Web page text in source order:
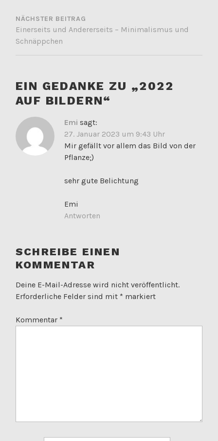
NÄCHSTER BEITRAG
Einerseits und Andererseits – Minimalismus und
Schnäppchen
EIN GEDANKE ZU „2022
AUF BILDERN“
Emi sagt:
27. Januar 2023 um 9:43 Uhr
Mir gefällt vor allem das Bild von der
Pflanze;)
sehr gute Belichtung
Emi
Antworten
SCHREIBE EINEN
KOMMENTAR
Deine E-Mail-Adresse wird nicht veröffentlicht.
Erforderliche Felder sind mit * markiert
Kommentar *